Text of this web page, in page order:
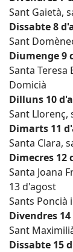
Sant Gaietà,
Dissabte 8
Sant
Diumenge 9
Santa Teresa
Domicià
Dilluns 10
Sant Llorenç,
Dimarts 11
Santa Clara,
Dimecres 12
Santa Joana
13 d'agost
Sants Poncià
Divendres
Sant
Dissabte 15